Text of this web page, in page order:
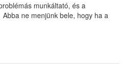
munkáltató, és a
ne menjünk bele, hogy ha a